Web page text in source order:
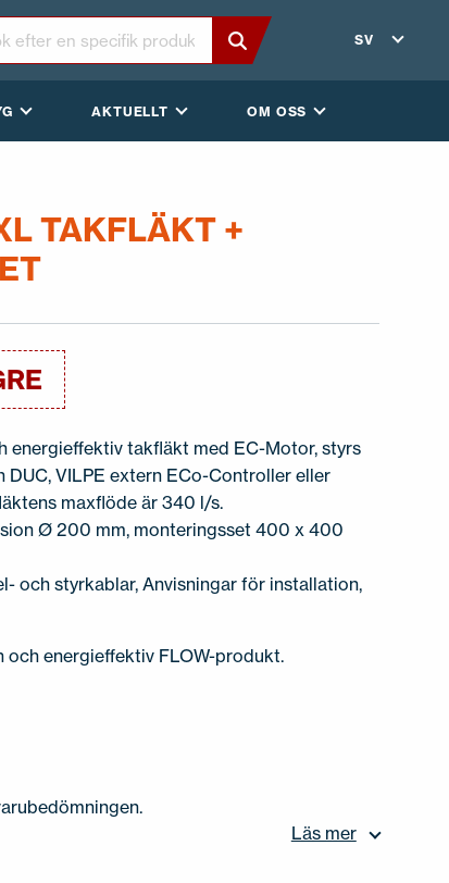
SV
AKTUELLT OM OSS
TAKFLÄKT +
energieffektiv takfläkt med EC-Motor, styrs
DUC, VILPE extern ECo-Controller eller
maxflöde är 340 l/s.
Ø 200 mm, monteringsset 400 x 400
och styrkablar, Anvisningar för installation,
och energieffektiv FLOW-produkt.
Läs mer